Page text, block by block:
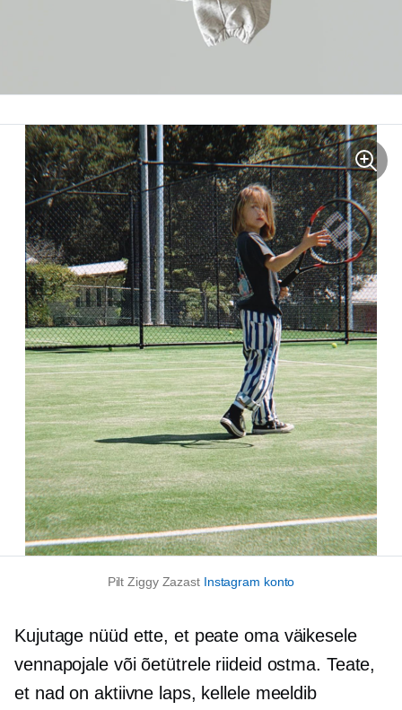
Pilt Ziggy Zazast Instagram konto
Kujutage nüüd ette, et peate oma väikesele
vennapojale või õetütrele riideid ostma. Teate,
et nad on aktiivne laps, kellele meeldib